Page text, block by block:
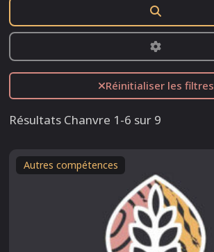
Advanced
Réinitialiser les filtres
Résultats Chanvre 1-6 sur 9
Autres compétences